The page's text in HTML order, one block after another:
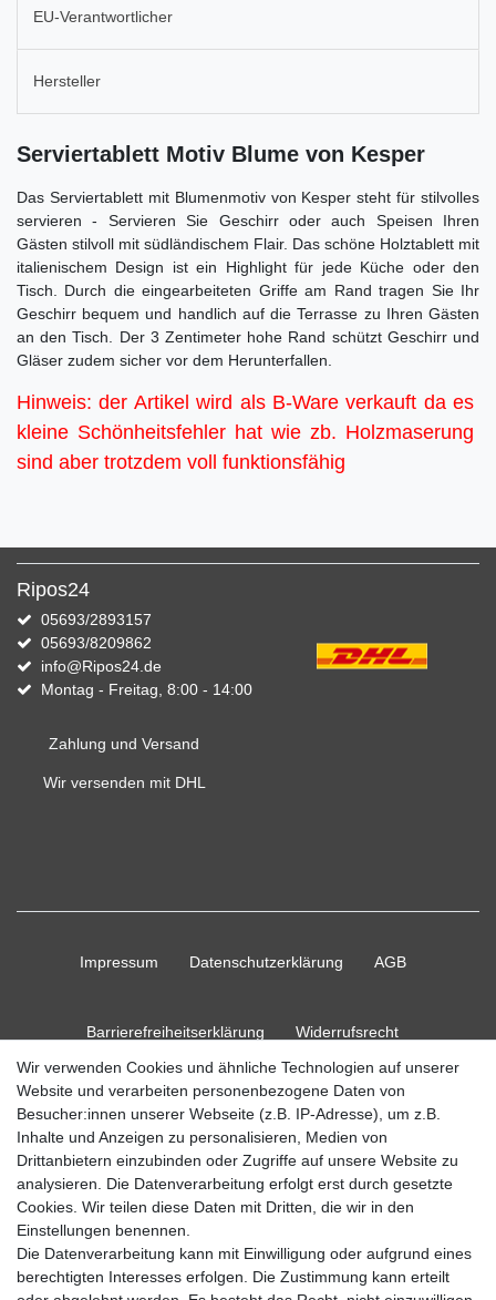
EU-Verantwortlicher
Hersteller
Serviertablett Motiv Blume von Kesper
Das Serviertablett mit Blumenmotiv von Kesper steht für stilvolles
servieren - Servieren Sie Geschirr oder auch Speisen Ihren
Gästen stilvoll mit südländischem Flair. Das schöne Holztablett mit
italienischem Design ist ein Highlight für jede Küche oder den
Tisch. Durch die eingearbeiteten Griffe am Rand tragen Sie Ihr
Geschirr bequem und handlich auf die Terrasse zu Ihren Gästen
an den Tisch. Der 3 Zentimeter hohe Rand schützt Geschirr und
Gläser zudem sicher vor dem Herunterfallen.
Hinweis: der Artikel wird als B-Ware verkauft da es
kleine Schönheitsfehler hat wie zb. Holzmaserung
sind aber trotzdem voll funktionsfähig
Ripos24
05693/2893157
05693/8209862
info@Ripos24.de
Montag - Freitag, 8:00 - 14:00
Zahlung und Versand
Wir versenden mit DHL
Impressum Daten­schutz­erklärung AGB
Barrierefreiheitserklärung Widerrufs­recht
Vertrag widerrufen Kontakt
© Copyright 2026 Ripos24| Alle Rechte vorbehalten.
Wir verwenden Cookies und ähnliche Technologien auf unserer
Website und verarbeiten personenbezogene Daten von
Besucher:innen unserer Webseite (z.B. IP-Adresse), um z.B.
Inhalte und Anzeigen zu personalisieren, Medien von
Drittanbietern einzubinden oder Zugriffe auf unsere Website zu
analysieren. Die Datenverarbeitung erfolgt erst durch gesetzte
Cookies. Wir teilen diese Daten mit Dritten, die wir in den
Einstellungen benennen.
Die Datenverarbeitung kann mit Einwilligung oder aufgrund eines
berechtigten Interesses erfolgen. Die Zustimmung kann erteilt